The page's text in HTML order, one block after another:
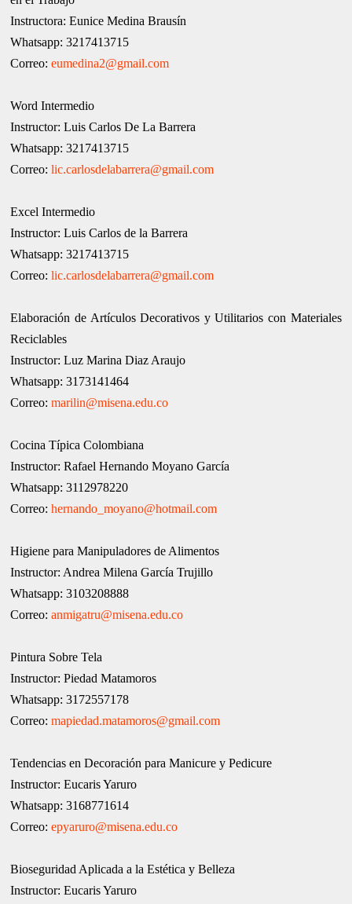
Instructora: Eunice Medina Brausín
Whatsapp: 3217413715
Correo:eumedina2@gmail.com
Word Intermedio
Instructor: Luis Carlos De La Barrera
Whatsapp: 3217413715
Correo:lic.carlosdelabarrera@gmail.com
Excel Intermedio
Instructor: Luis Carlos de la Barrera
Whatsapp: 3217413715
Correo:lic.carlosdelabarrera@gmail.com
Elaboración de Artículos Decorativos y Utilitarios con Materiales
Reciclables
Instructor: Luz Marina Diaz Araujo
Whatsapp: 3173141464
Correo:marilin@misena.edu.co
Cocina Típica Colombiana
Instructor: Rafael Hernando Moyano García
Whatsapp: 3112978220
Correo:hernando_moyano@hotmail.com
Higiene para Manipuladores de Alimentos
Instructor: Andrea Milena García Trujillo
Whatsapp: 3103208888
Correo:anmigatru@misena.edu.co
Pintura Sobre Tela
Instructor: Piedad Matamoros
Whatsapp: 3172557178
Correo:mapiedad.matamoros@gmail.com
Tendencias en Decoración para Manicure y Pedicure
Instructor: Eucaris Yaruro
Whatsapp: 3168771614
Correo:epyaruro@misena.edu.co
Bioseguridad Aplicada a la Estética y Belleza
Instructor: Eucaris Yaruro